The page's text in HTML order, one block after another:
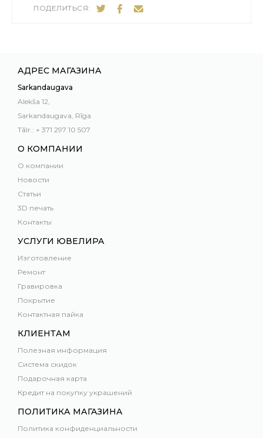
ПОДЕЛИТЬСЯ:
АДРЕС МАГАЗИНА
Sarkandaugava
Alekša 12,
Sarkandaugava, Rīga
Tālr.: + 371 297 10 507
О КОМПАНИИ
О компании
Новости
Статьи
3D печать
Контакты
УСЛУГИ ЮВЕЛИРА
Изготовление
Ремонт
Гравировка
Покрытие
Контактная пайка
КЛИЕНТАМ
Полезная информация
Система скидок
Подарочная карта
Кредит на покупку украшений
ПОЛИТИКА МАГАЗИНА
Политика конфиденциальности